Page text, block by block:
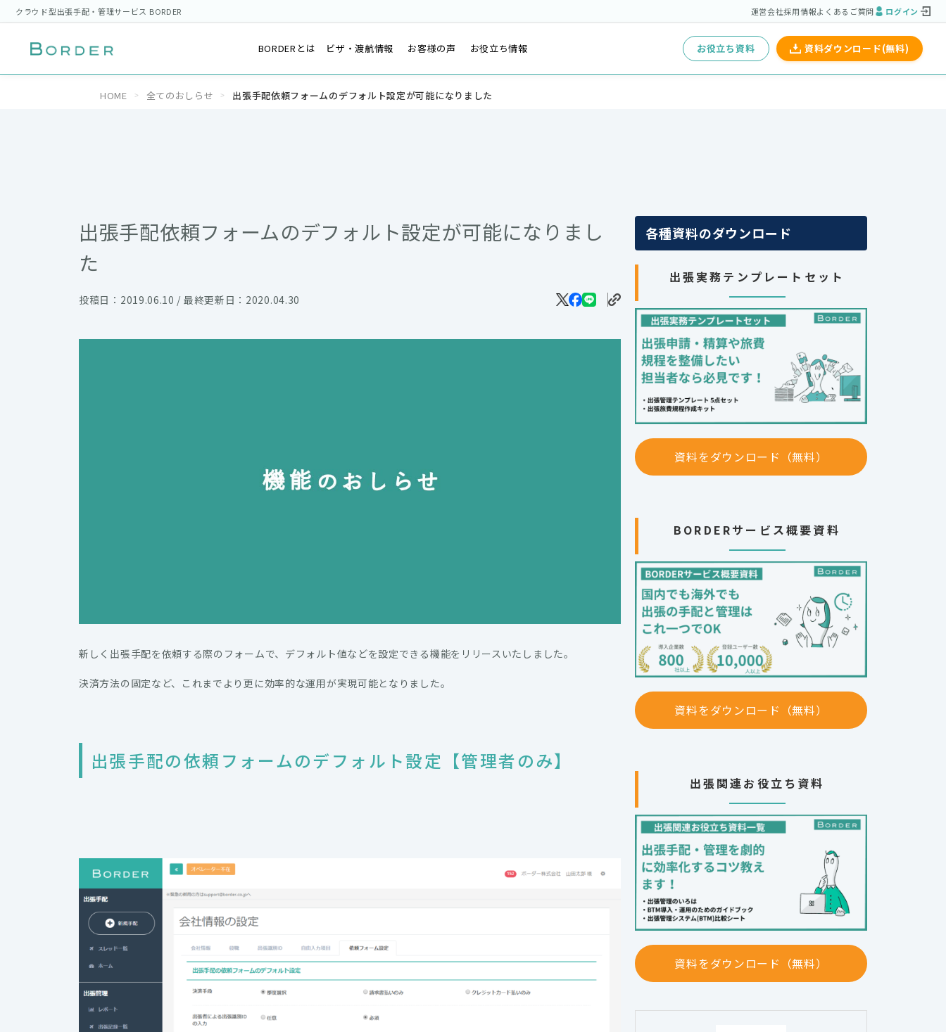
クラウド型出張手配・管理サービス BORDER 運営会社採用情報よくあるご質問 ログイン
BORDERとは ビザ・渡航情報 お客様の声 お役立ち情報 お役立ち資料 資料ダウンロード(無料)
HOME 全てのおしらせ 出張手配依頼フォームのデフォルト設定が可能になりました
出張手配依頼フォームのデフォルト設定が可能になりまし
た
投稿日：2019.06.10 / 最終更新日：2020.04.30
新しく出張手配を依頼する際のフォームで、デフォルト値などを設定できる機能をリリースいたしました。
決済方法の固定など、これまでより更に効率的な運用が実現可能となりました。
出張手配の依頼フォームのデフォルト設定【管理者のみ】
各種資料のダウンロード
出張実務テンプレートセット
資料をダウンロード（無料）
BORDERサービス概要資料
資料をダウンロード（無料）
出張関連お役立ち資料
資料をダウンロード（無料）